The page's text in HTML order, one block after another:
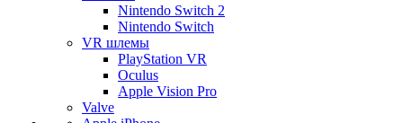
Nintendo Switch 2
Nintendo Switch
VR шлемы
PlayStation VR
Oculus
Apple Vision Pro
Valve